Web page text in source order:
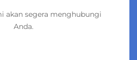
akan segera menghubungi
Anda.